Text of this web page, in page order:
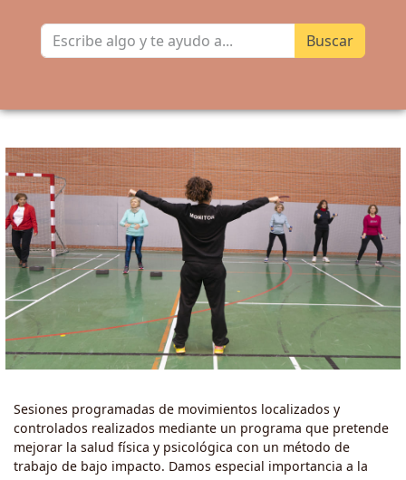
Sesiones programadas de movimientos localizados y
controlados realizados mediante un programa que pretende
mejorar la salud física y psicológica con un método de
trabajo de bajo impacto. Damos especial importancia a la